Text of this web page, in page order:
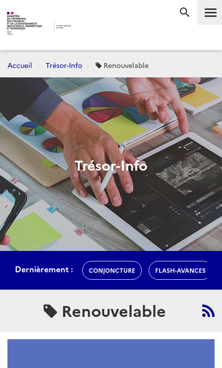
Accueil Trésor-Info Renouvelable
Trésor-Info
Dernièrement : CONJONCTURE FLASH-AVANCES
Renouvelable